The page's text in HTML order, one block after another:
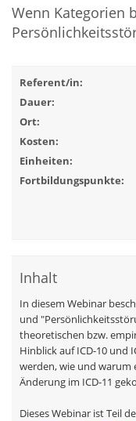
Wenn Kategorien
Referent/in:
Dauer:
Ort:
Kosten:
Einheiten:
Fortbildungspunkte:
Inhalt
In diesem Webinar
und
theoretischen bzw.
Hinblick auf ICD-10 und
werden, wie und warum
Änderung im ICD-11
Dieses Webinar ist Teil